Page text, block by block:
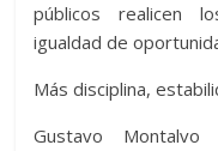
públicos realicen
igualdad de
Más disciplina,
Gustavo